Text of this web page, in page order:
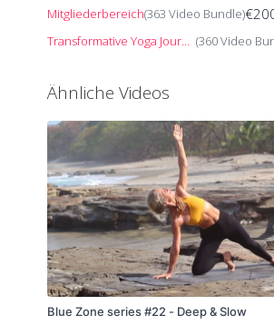
Mitgliederbereich(363 Video Bundle)
Transformative Yoga Journey (360 Video
Ähnliche Videos
Blue Zone series #22 - Deep & Slow